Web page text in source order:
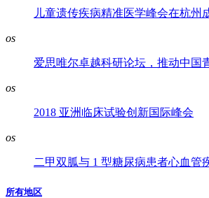
儿童遗传疾病精准医学峰会在杭州
os
爱思唯尔卓越科研论坛，推动中国
os
2018 亚洲临床试验创新国际峰会
os
二甲双胍与 1 型糖尿病患者心血管
所有地区